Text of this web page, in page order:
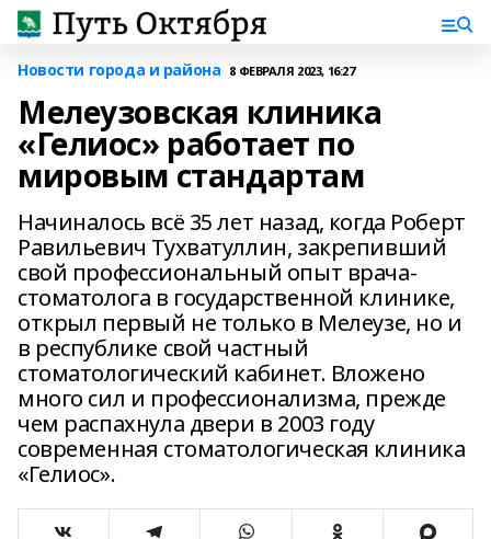
Новости города и района 8 ФЕВРАЛЯ 2023, 16:27
Мелеузовская клиника
«Гелиос» работает по
мировым стандартам
Начиналось всё 35 лет назад, когда Роберт
Равильевич Тухватуллин, закрепивший
свой профессиональный опыт врача-
стоматолога в государственной клинике,
открыл первый не только в Мелеузе, но и
в республике свой частный
стоматологический кабинет. Вложено
много сил и профессионализма, прежде
чем распахнула двери в 2003 году
современная стоматологическая клиника
«Гелиос».